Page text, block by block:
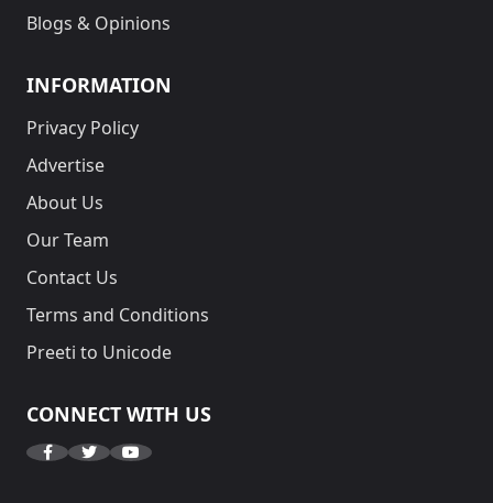
Blogs & Opinions
INFORMATION
Privacy Policy
Advertise
About Us
Our Team
Contact Us
Terms and Conditions
Preeti to Unicode
CONNECT WITH US